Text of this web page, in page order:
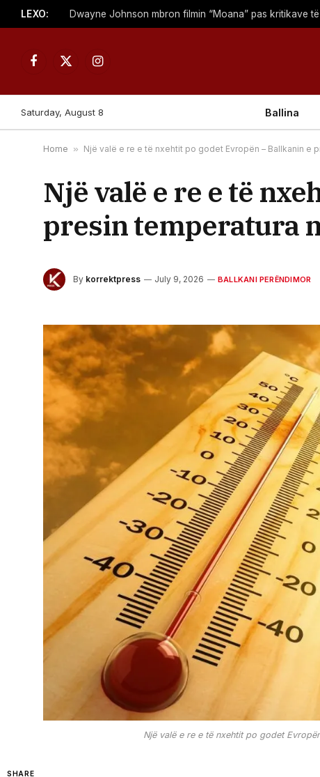
LEXO:
Facebook
X
Instagram
Saturday, August 8 Ballina
Home » Një valë e re e të nxehtit po godet Evropën – Ballkanin e
Një valë e re e të
presin temperatura
By korrektpress July 9, 2026 BALLKANI PERËNDIMOR
Një valë e re e të nxehtit po godet
SHARE